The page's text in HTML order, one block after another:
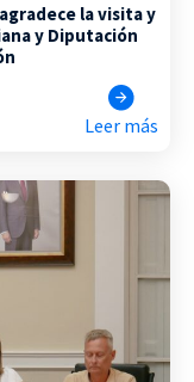
la visita y
y Diputación
Leer más